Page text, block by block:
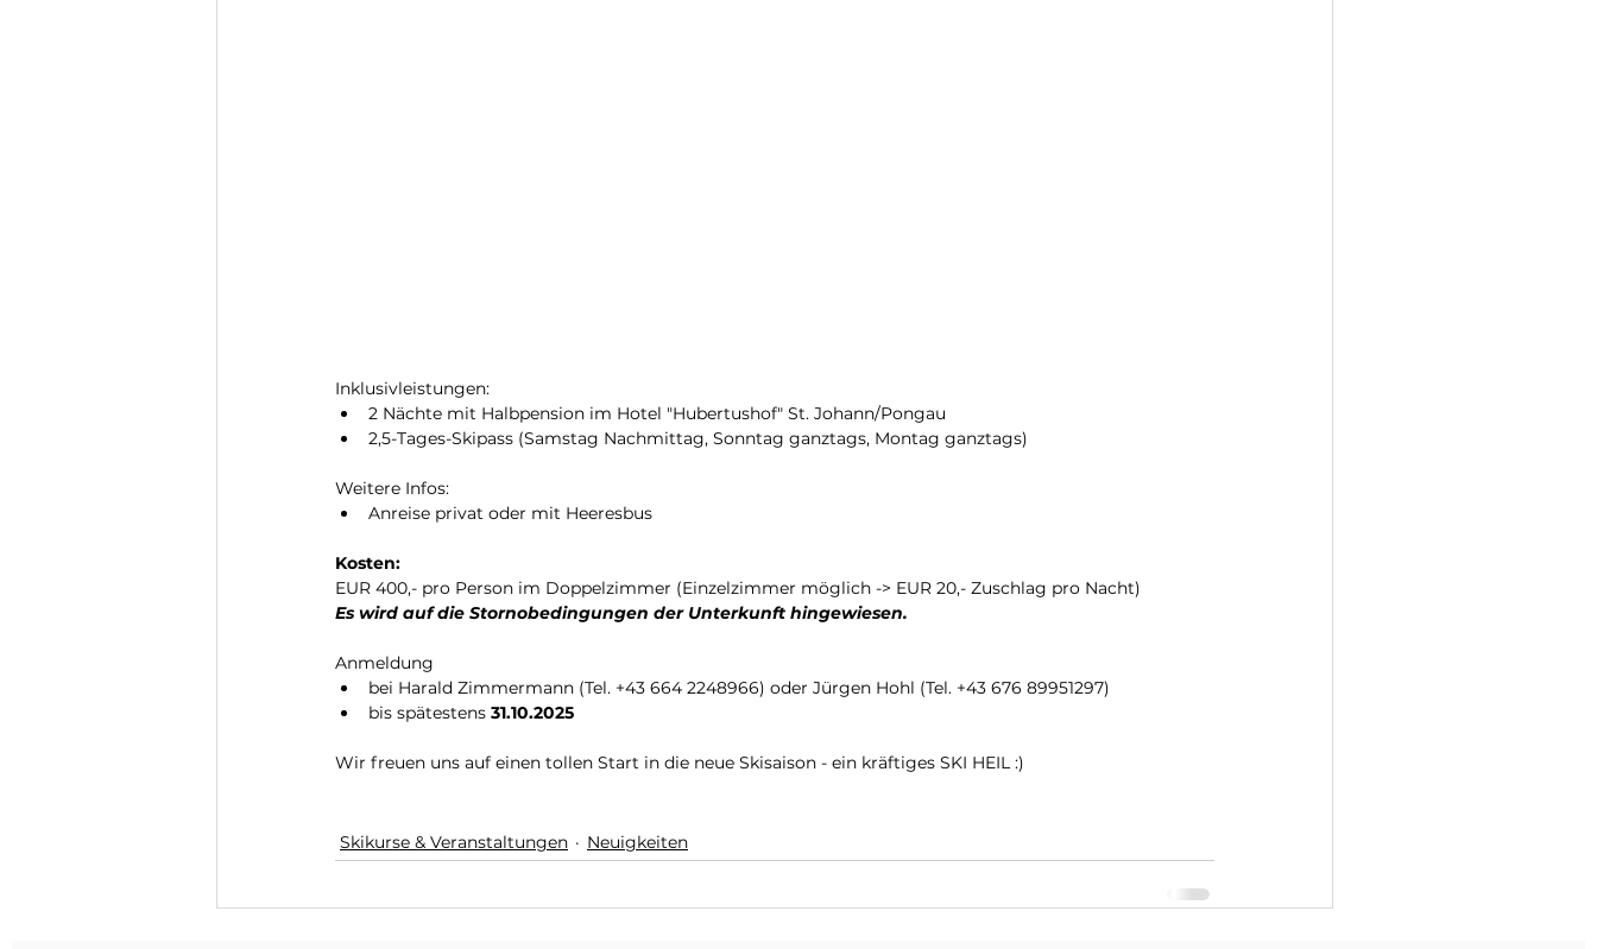
Inklusivleistungen:
2 Nächte mit Halbpension im Hotel "Hubertushof" St. Johann/Pongau
2,5-Tages-Skipass (Samstag Nachmittag, Sonntag ganztags, Montag ganztags)
Weitere Infos:
Anreise privat oder mit Heeresbus
Kosten:
EUR 400,- pro Person im Doppelzimmer (Einzelzimmer möglich -> EUR 20,- Zuschlag pro Nacht)
Es wird auf die Stornobedingungen der Unterkunft hingewiesen.
Anmeldung
bei Harald Zimmermann (Tel. +43 664 2248966) oder Jürgen Hohl (Tel. +43 676 89951297)
bis spätestens 31.10.2025
Wir freuen uns auf einen tollen Start in die neue Skisaison - ein kräftiges SKI HEIL :)
Skikurse & Veranstaltungen Neuigkeiten